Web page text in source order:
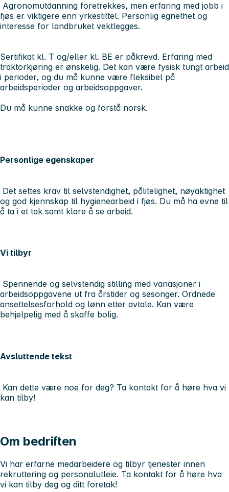
Agronomutdanning foretrekkes, men erfaring med jobb i
fjøs er viktigere enn yrkestittel. Personlig egnethet og
interesse for landbruket vektlegges.
Sertifikat kl. T og/eller kl. BE er påkrevd. Erfaring med
traktorkjøring er ønskelig. Det kan være fysisk tungt arbeid
i perioder, og du må kunne være fleksibel på
arbeidsperioder og arbeidsoppgaver.
Du må kunne snakke og forstå norsk.
Personlige egenskaper
Det settes krav til selvstendighet, pålitelighet, nøyaktighet
og god kjennskap til hygienearbeid i fjøs. Du må ha evne til
å ta i et tak samt klare å se arbeid.
Vi tilbyr
Spennende og selvstendig stilling med variasjoner i
arbeidsoppgavene ut fra årstider og sesonger. Ordnede
ansettelsesforhold og lønn etter avtale. Kan være
behjelpelig med å skaffe bolig.
Avsluttende tekst
Kan dette være noe for deg? Ta kontakt for å høre hva vi
kan tilby!
Om bedriften
Vi har erfarne medarbeidere og tilbyr tjenester innen
rekruttering og personalutleie. Ta kontakt for å høre hva
vi kan tilby deg og ditt foretak!